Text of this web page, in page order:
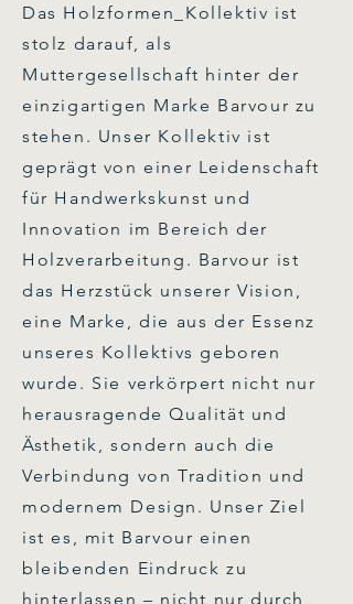
Das Holzformen_Kollektiv ist
stolz darauf, als
Muttergesellschaft hinter der
einzigartigen Marke Barvour zu
stehen. Unser Kollektiv ist
geprägt von einer Leidenschaft
für Handwerkskunst und
Innovation im Bereich der
Holzverarbeitung. Barvour ist
das Herzstück unserer Vision,
eine Marke, die aus der Essenz
unseres Kollektivs geboren
wurde. Sie verkörpert nicht nur
herausragende Qualität und
Ästhetik, sondern auch die
Verbindung von Tradition und
modernem Design. Unser Ziel
ist es, mit Barvour einen
bleibenden Eindruck zu
hinterlassen – nicht nur durch